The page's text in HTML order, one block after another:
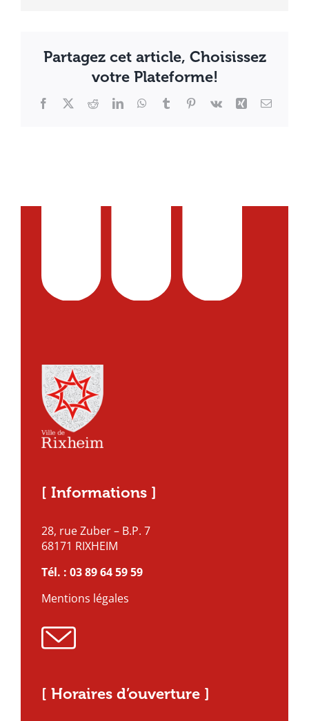
Partagez cet article, Choisissez
votre Plateforme!
Facebook
X RedditLinkedInWhatsApp
TumblrPinterest
Vk Xing Email
[ Informations ]
28, rue Zuber – B.P. 7
68171 RIXHEIM
Tél. : 03 89 64 59 59
Mentions légales
[ Horaires d’ouverture ]